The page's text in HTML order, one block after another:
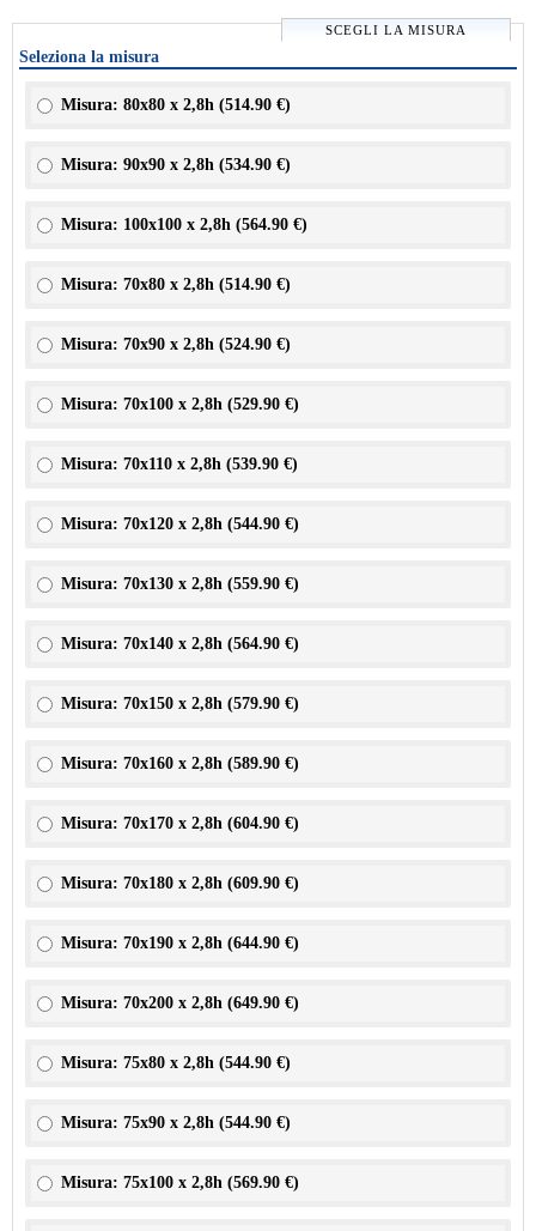
SCEGLI LA MISURA
Seleziona la misura
Misura: 80x80 x 2,8h (514.90 €)
Misura: 90x90 x 2,8h (534.90 €)
Misura: 100x100 x 2,8h (564.90 €)
Misura: 70x80 x 2,8h (514.90 €)
Misura: 70x90 x 2,8h (524.90 €)
Misura: 70x100 x 2,8h (529.90 €)
Misura: 70x110 x 2,8h (539.90 €)
Misura: 70x120 x 2,8h (544.90 €)
Misura: 70x130 x 2,8h (559.90 €)
Misura: 70x140 x 2,8h (564.90 €)
Misura: 70x150 x 2,8h (579.90 €)
Misura: 70x160 x 2,8h (589.90 €)
Misura: 70x170 x 2,8h (604.90 €)
Misura: 70x180 x 2,8h (609.90 €)
Misura: 70x190 x 2,8h (644.90 €)
Misura: 70x200 x 2,8h (649.90 €)
Misura: 75x80 x 2,8h (544.90 €)
Misura: 75x90 x 2,8h (544.90 €)
Misura: 75x100 x 2,8h (569.90 €)